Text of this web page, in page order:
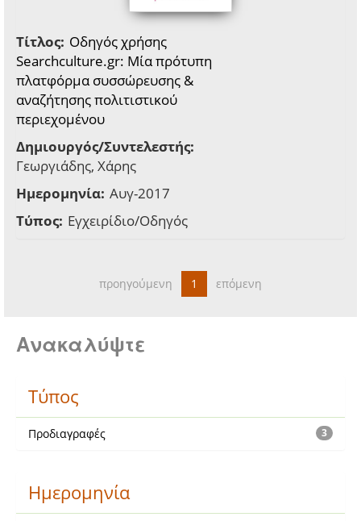
Τίτλος: Οδηγός χρήσης
Searchculture.gr: Μία πρότυπη
πλατφόρμα συσσώρευσης &
αναζήτησης πολιτιστικού
περιεχομένου
Δημιουργός/Συντελεστής:
Γεωργιάδης, Χάρης
Ημερομηνία: Αυγ-2017
Τύπος: Εγχειρίδιο/Οδηγός
προηγούμενη 1 επόμενη
Ανακαλύψτε
Τύπος
3
Προδιαγραφές
Ημερομηνία